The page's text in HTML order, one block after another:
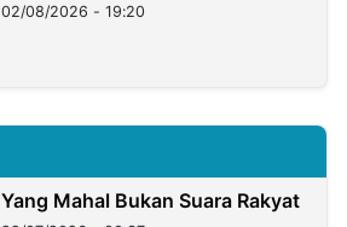
02/08/2026 - 19:20
Yang Mahal Bukan Suara Rakyat